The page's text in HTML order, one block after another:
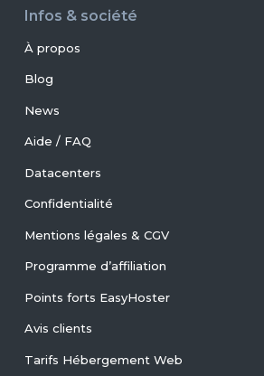
Infos & société
À propos
Blog
News
Aide / FAQ
Datacenters
Confidentialité
Mentions légales & CGV
Programme d’affiliation
Points forts EasyHoster
Avis clients
Tarifs Hébergement Web